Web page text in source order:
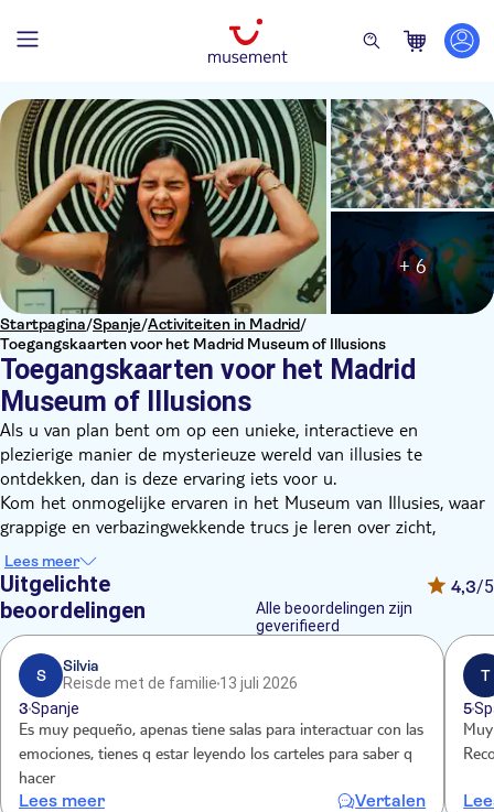
Startpagina/Spanje/Activiteiten in Madrid/
Toegangskaarten voor het Madrid Museum of Illusions
Toegangskaarten voor het Madrid
Museum of Illusions
+ 6
Als u van plan bent om op een unieke, interactieve en
plezierige manier de mysterieuze wereld van illusies te
ontdekken, dan is deze ervaring iets voor u.
Kom het onmogelijke ervaren in het Museum van Illusies, waar
grappige en verbazingwekkende trucs je leren over zicht,
waarneming en het menselijk brein. Alle illusies zullen je
verrassen en je laten zien dat we dingen soms anders zien dan
ze werkelijk zijn.
Mis de kans niet om deze ervaring met familie en vrienden te
beleven op een unieke plek met ongelooflijke ervaringen waar
plezier gegarandeerd is. Zorg ervoor dat je telefoon opgeladen
is om onbeperkt foto's te maken van de talloze illusies die je
versteld zullen doen staan!
Mis dit spannende avontuur niet, waarin je al je zintuigen op de
proef stelt en ontdekt dat niets is wat het lijkt.
Lees meer
Uitgelichte
beoordelingen
4,3/5
Alle beoordelingen zijn
geverifieerd
S
Silvia
Reisde met de familie 13 juli 2026
3Spanje
Es muy pequeño, apenas tiene salas para interactuar con las
emociones, tienes q estar leyendo los carteles para saber q
hacer
Lees meer Vertalen
T
5